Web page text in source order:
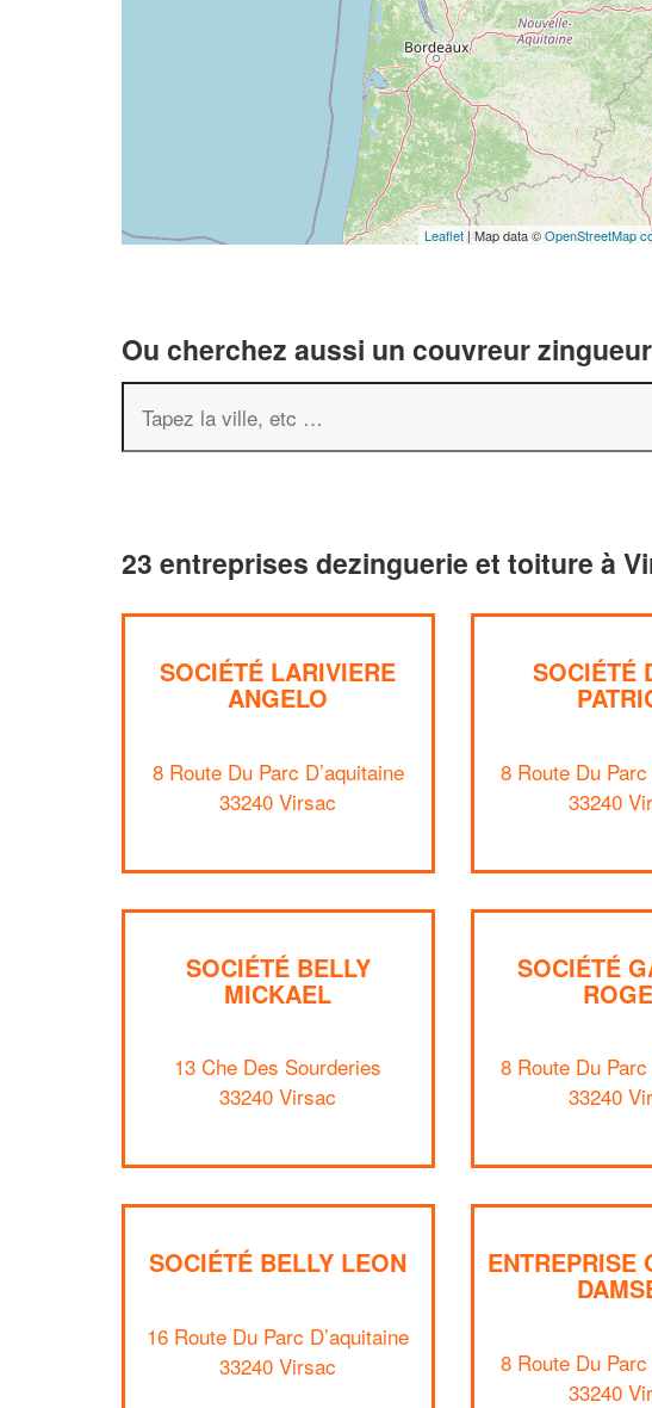
Leaflet| Map data ©OpenStreetMap
Ou cherchez aussi un couvreur
23 entreprises dezinguerie et toiture à
SOCIÉTÉ LARIVIERE
ANGELO
8 Route Du Parc D’aquitaine
33240 Virsac
SOCIÉTÉ
8 Route Du Parc
33240
SOCIÉTÉ BELLY
MICKAEL
13 Che Des Sourderies
33240 Virsac
SOCIÉTÉ
8 Route Du Parc
33240
SOCIÉTÉ BELLY LEON
16 Route Du Parc D’aquitaine
33240 Virsac
ENTREPRISE
8 Route Du Parc
33240